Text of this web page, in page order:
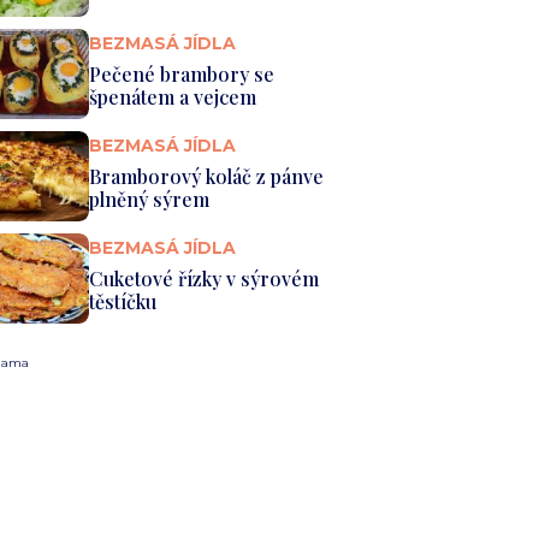
BEZMASÁ JÍDLA
Pečené brambory se
špenátem a vejcem
BEZMASÁ JÍDLA
Bramborový koláč z pánve
plněný sýrem
BEZMASÁ JÍDLA
Cuketové řízky v sýrovém
těstíčku